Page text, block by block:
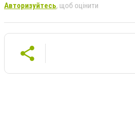
Авторизуйтесь, щоб оцінити